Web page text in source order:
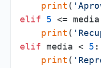
print (
elif
5 <=
print (
elif media < 5 :
print (